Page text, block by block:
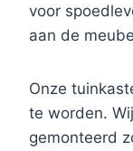
voor
aan de
Onze
te worden.
gemonteerd